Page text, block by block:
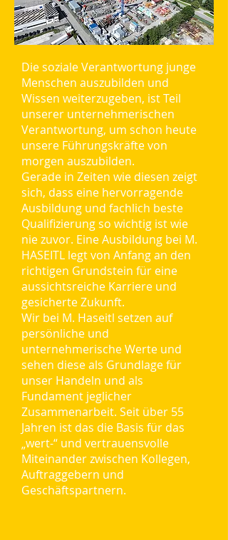
Die soziale Verantwortung junge
Menschen auszubilden und
Wissen weiterzugeben, ist Teil
unserer unternehmerischen
Verantwortung, um schon heute
unsere Führungskräfte von
morgen auszubilden.
Gerade in Zeiten wie diesen zeigt
sich, dass eine hervorragende
Ausbildung und fachlich beste
Qualifizierung so wichtig ist wie
nie zuvor. Eine Ausbildung bei M.
HASEITL legt von Anfang an den
richtigen Grundstein für eine
aussichtsreiche Karriere und
gesicherte Zukunft.
Wir bei M. Haseitl setzen auf
persönliche und
unternehmerische Werte und
sehen diese als Grundlage für
unser Handeln und als
Fundament jeglicher
Zusammenarbeit. Seit über 55
Jahren ist das die Basis für das
„wert-“ und vertrauensvolle
Miteinander zwischen Kollegen,
Auftraggebern und
Geschäftspartnern.